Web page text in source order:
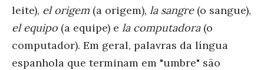
leite), el origem (a origem), la sangre (o sangue),
el equipo (a equipe) e la computadora (o
computador). Em geral, palavras da língua
espanhola que terminam em "umbre" são